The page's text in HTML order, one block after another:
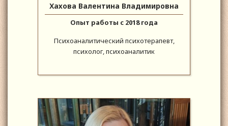
Хахова Валентина Владимировна
Опыт работы с 2018 года
Психоаналитический психотерапевт,
психолог, психоаналитик